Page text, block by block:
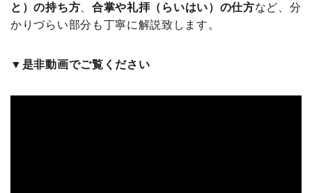
と）の持ち方、 合掌や礼拝（らいはい）の仕方など、分
かりづらい部分も丁寧に解説致します。
▼是非動画でご覧ください